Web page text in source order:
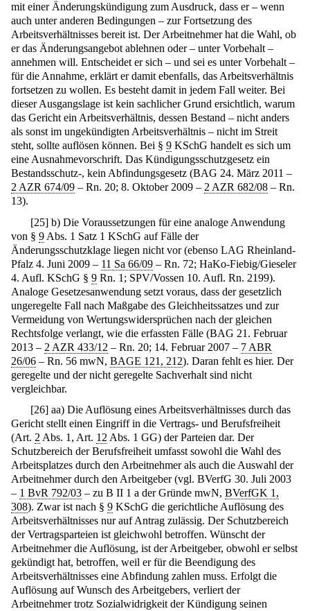
mit einer Änderungskündigung zum Ausdruck, dass er – wenn
auch unter anderen Bedingungen – zur Fortsetzung des
Arbeitsverhältnisses bereit ist. Der Arbeitnehmer hat die Wahl, ob
er das Änderungsangebot ablehnen oder – unter Vorbehalt –
annehmen will. Entscheidet er sich – und sei es unter Vorbehalt –
für die Annahme, erklärt er damit ebenfalls, das Arbeitsverhältnis
fortsetzen zu wollen. Es besteht damit in jedem Fall weiter. Bei
dieser Ausgangslage ist kein sachlicher Grund ersichtlich, warum
das Gericht ein Arbeitsverhältnis, dessen Bestand – nicht anders
als sonst im ungekündigten Arbeitsverhältnis – nicht im Streit
steht, sollte auflösen können. Bei § 9 KSchG handelt es sich um
eine Ausnahmevorschrift. Das Kündigungsschutzgesetz ein
Bestandsschutz-, kein Abfindungsgesetz (BAG 24. März 2011 –
2 AZR 674/09 – Rn. 20; 8. Oktober 2009 – 2 AZR 682/08 – Rn.
13).
[25] b) Die Voraussetzungen für eine analoge Anwendung
von § 9 Abs. 1 Satz 1 KSchG auf Fälle der
Änderungsschutzklage liegen nicht vor (ebenso LAG Rheinland-
Pfalz 4. Juni 2009 – 11 Sa 66/09 – Rn. 72; HaKo-Fiebig/Gieseler
4. Aufl. KSchG § 9 Rn. 1; SPV/Vossen 10. Aufl. Rn. 2199).
Analoge Gesetzesanwendung setzt voraus, dass der gesetzlich
ungeregelte Fall nach Maßgabe des Gleichheitssatzes und zur
Vermeidung von Wertungswidersprüchen nach der gleichen
Rechtsfolge verlangt, wie die erfassten Fälle (BAG 21. Februar
2013 – 2 AZR 433/12 – Rn. 20; 14. Februar 2007 – 7 ABR
26/06 – Rn. 56 mwN, BAGE 121, 212). Daran fehlt es hier. Der
geregelte und der nicht geregelte Sachverhalt sind nicht
vergleichbar.
[26] aa) Die Auflösung eines Arbeitsverhältnisses durch das
Gericht stellt einen Eingriff in die Vertrags- und Berufsfreiheit
(Art. 2 Abs. 1, Art. 12 Abs. 1 GG) der Parteien dar. Der
Schutzbereich der Berufsfreiheit umfasst sowohl die Wahl des
Arbeitsplatzes durch den Arbeitnehmer als auch die Auswahl der
Arbeitnehmer durch den Arbeitgeber (vgl. BVerfG 30. Juli 2003
– 1 BvR 792/03 – zu B II 1 a der Gründe mwN, BVerfGK 1,
308). Zwar ist nach § 9 KSchG die gerichtliche Auflösung des
Arbeitsverhältnisses nur auf Antrag zulässig. Der Schutzbereich
der Vertragsparteien ist gleichwohl betroffen. Wünscht der
Arbeitnehmer die Auflösung, ist der Arbeitgeber, obwohl er selbst
gekündigt hat, betroffen, weil er für die Beendigung des
Arbeitsverhältnisses eine Abfindung zahlen muss. Erfolgt die
Auflösung auf Wunsch des Arbeitgebers, verliert der
Arbeitnehmer trotz Sozialwidrigkeit der Kündigung seinen